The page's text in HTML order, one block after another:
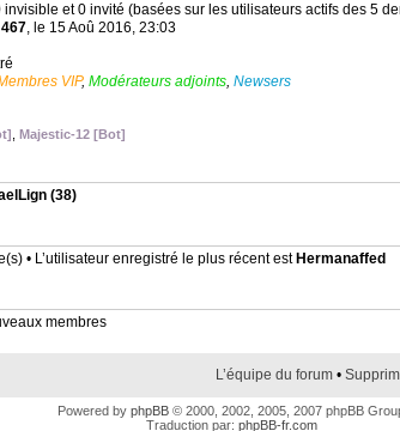
et 0 invité (basées sur les utilisateurs actifs des 5
467, le 15 Aoû 2016, 23:03
VIP, Modérateurs adjoints, Newsers
Majestic-12 [Bot]
(38)
• L’utilisateur enregistré le plus récent est Hermanaffed
membres
L’équipe du forum •
Powered by phpBB © 2000, 2002, 2005, 2007 phpBB
Traduction par: phpBB-fr.com